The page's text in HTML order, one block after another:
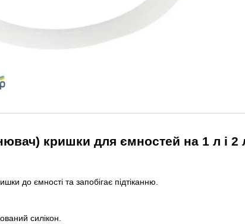
кришки для ємностей на 1 л і 2
до ємності та запобігає підтіканню.
силікон.